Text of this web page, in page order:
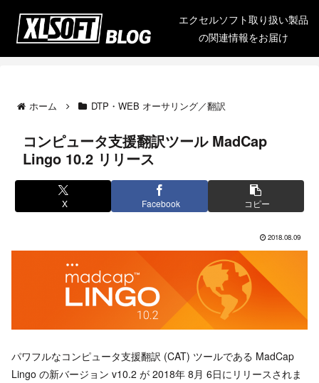
エクセルソフト取り扱い製品
の関連情報をお届け
ホーム DTP・WEB オーサリング／翻訳
コンピュータ支援翻訳ツール MadCap
Lingo 10.2 リリース
X Facebook コピー
2018.08.09
パワフルなコンピュータ支援翻訳 (CAT) ツールである MadCap
Lingo の新バージョン v10.2 が 2018年 8月 6日にリリースされま